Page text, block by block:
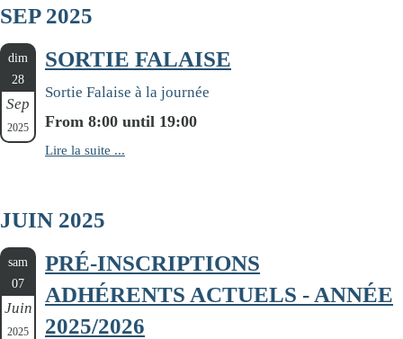
SEP 2025
dim
28
Sep
2025
SORTIE FALAISE
Sortie Falaise à la journée
From 8:00 until 19:00
Lire la suite ...
JUIN 2025
sam
07
Juin
2025
PRÉ-INSCRIPTIONS
ADHÉRENTS ACTUELS - ANNÉE
2025/2026